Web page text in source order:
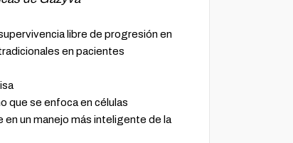
libre de progresión en
en pacientes
que se enfoca en células
un manejo más inteligente de la